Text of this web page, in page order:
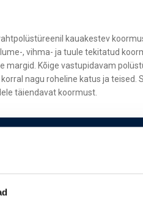
kauakestev
, vihma- ja tuule tekitatud
Kõige vastupidavam
nagu roheline katus ja teised.
täiendavat koormust.
projekteerimisel, et mõista